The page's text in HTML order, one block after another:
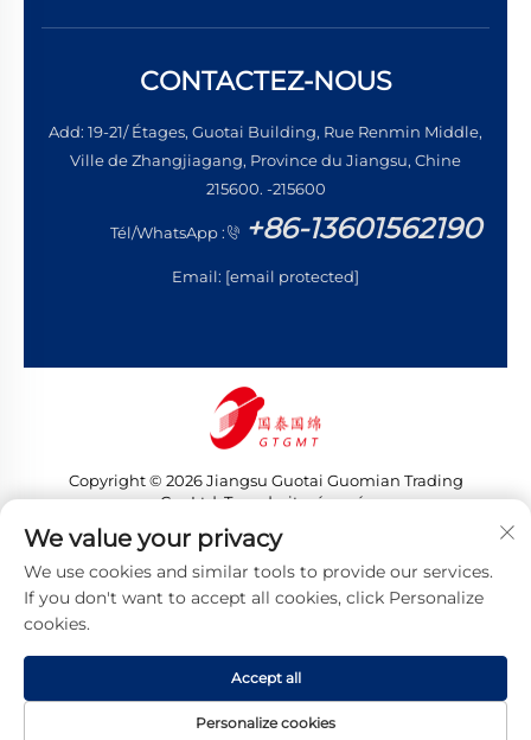
CONTACTEZ-NOUS
Add: 19-21/ Étages, Guotai Building, Rue Renmin Middle,
Ville de Zhangjiagang, Province du Jiangsu, Chine
215600. -215600
Tél/WhatsApp : +86-13601562190
Email: [email protected]
Copyright © 2026 Jiangsu Guotai Guomian Trading
Co., Ltd. Tous droits réservés
Politique de confidentialité
We value your privacy
We use cookies and similar tools to provide our services.
If you don't want to accept all cookies, click Personalize
cookies.
Personalize cookies
Accept all